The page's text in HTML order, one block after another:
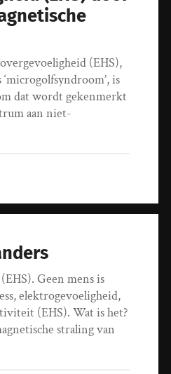
(EHS),
is
dat wordt gekenmerkt
aan niet-
Geen mens is
elektrogevoeligheid,
(EHS). Wat is het?
straling van